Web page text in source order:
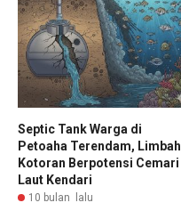
Septic Tank Warga di
Petoaha Terendam, Limbah
Kotoran Berpotensi Cemari
Laut Kendari
10 bulan lalu